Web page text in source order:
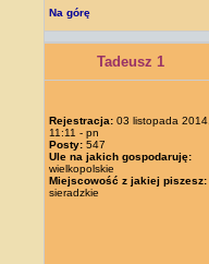
Na górę
Tadeusz 1
Rejestracja: 03 listopada 2014,
11:11 - pn
Posty: 547
Ule na jakich gospodaruję:
wielkopolskie
Miejscowość z jakiej piszesz:
sieradzkie